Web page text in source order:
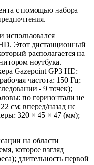
с помощью набора
использовался
Этот дистанционный
располагается на
ноутбука.
Gazepoint GP3 HD:
частота: 150 Гц;
- 9 точек);
по горизонтали не
см; вперед/назад не
320 × 45 × 47 (мм);
на области
которое взгляд
длительность первой